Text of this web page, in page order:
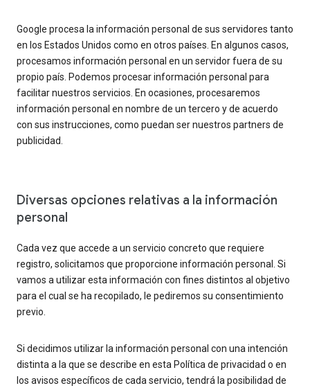
Google procesa la información personal de sus servidores tanto
en los Estados Unidos como en otros países. En algunos casos,
procesamos información personal en un servidor fuera de su
propio país. Podemos procesar información personal para
facilitar nuestros servicios. En ocasiones, procesaremos
información personal en nombre de un tercero y de acuerdo
con sus instrucciones, como puedan ser nuestros partners de
publicidad.
Diversas opciones relativas a la información
personal
Cada vez que accede a un servicio concreto que requiere
registro, solicitamos que proporcione información personal. Si
vamos a utilizar esta información con fines distintos al objetivo
para el cual se ha recopilado, le pediremos su consentimiento
previo.
Si decidimos utilizar la información personal con una intención
distinta a la que se describe en esta Política de privacidad o en
los avisos específicos de cada servicio, tendrá la posibilidad de